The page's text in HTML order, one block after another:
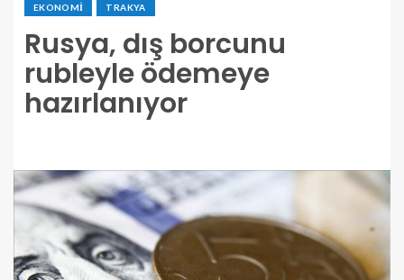
EKONOMI TRAKYA
Rusya, dış borcunu
rubleyle ödemeye
hazırlanıyor